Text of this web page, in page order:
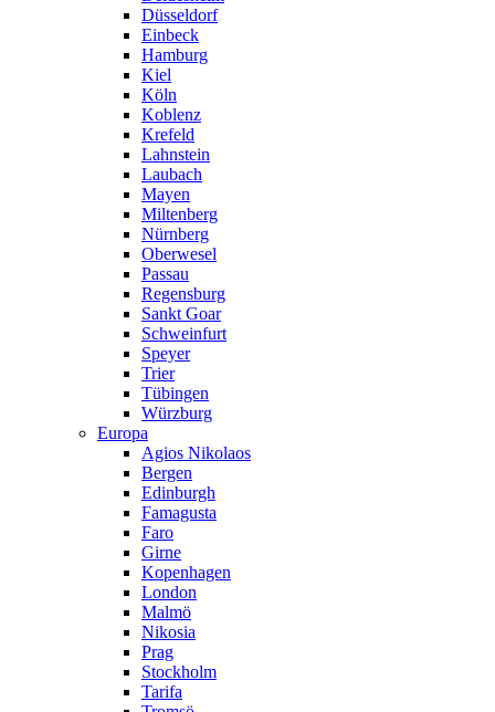
Düsseldorf
Einbeck
Hamburg
Kiel
Köln
Koblenz
Krefeld
Lahnstein
Laubach
Mayen
Miltenberg
Nürnberg
Oberwesel
Passau
Regensburg
Sankt Goar
Schweinfurt
Speyer
Trier
Tübingen
Würzburg
Europa
Agios Nikolaos
Bergen
Edinburgh
Famagusta
Faro
Girne
Kopenhagen
London
Malmö
Nikosia
Prag
Stockholm
Tarifa